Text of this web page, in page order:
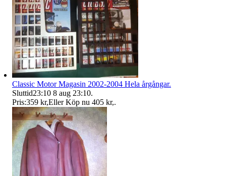
Classic Motor Magasin 2002-2004 Hela årgångar.
Sluttid23:10 8 aug 23:10.
Pris:359 kr,Eller Köp nu 405 kr,.